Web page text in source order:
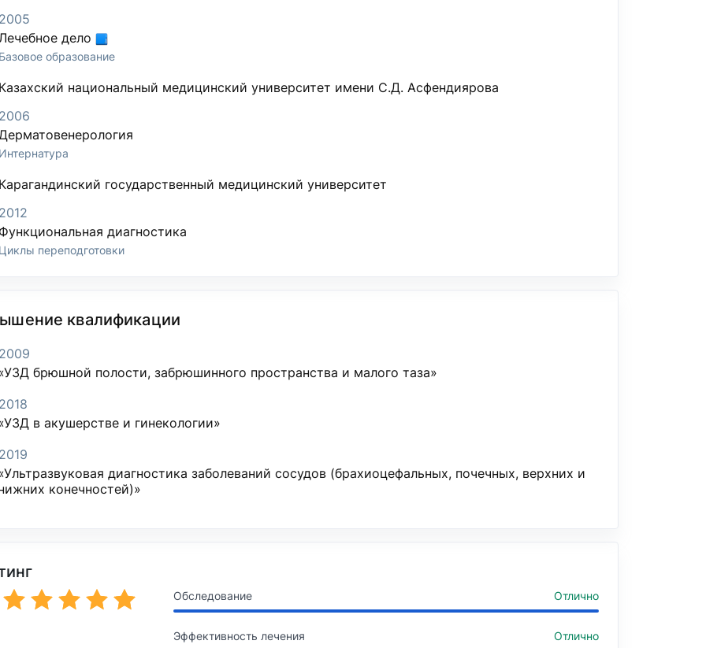
дело
образование
национальный медицинский университет имени С.Д. Асфендиярова
государственный медицинский университет
диагностика
переподготовки
квалификации
брюшной полости, забрюшинного пространства и малого таза»
в акушерстве и гинекологии»
диагностика заболеваний сосудов (брахиоцефальных, почечных, верхних и
конечностей)»
Обследование Отлично
Эффективность лечения Отлично